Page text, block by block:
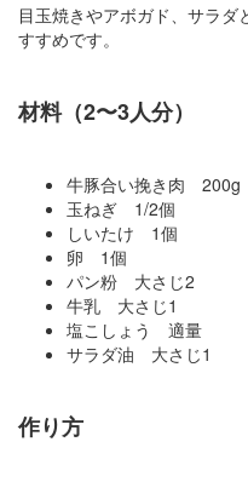
目玉焼きやアボガド、サラ
すすめです。
材料（2〜3人分）
牛豚合い挽き肉 200g
玉ねぎ 1/2個
しいたけ 1個
卵 1個
パン粉 大さじ2
牛乳 大さじ1
塩こしょう 適量
サラダ油 大さじ1
作り方